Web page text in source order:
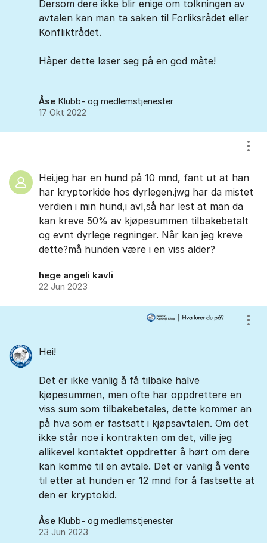
Dersom dere ikke blir enige om tolkningen av
avtalen kan man ta saken til Forliksrådet eller
Konfliktrådet.
Håper dette løser seg på en god måte!
Åse Klubb- og medlemstjenester
17 Okt 2022
Hei.jeg har en hund på 10 mnd, fant ut at han
har kryptorkide hos dyrlegen.jwg har da mistet
verdien i min hund,i avl,så har lest at man da
kan kreve 50% av kjøpesummen tilbakebetalt
og evnt dyrlege regninger. Når kan jeg kreve
dette?må hunden være i en viss alder?
hege angeli kavli
22 Jun 2023
Vis/
Hei!
Det er ikke vanlig å få tilbake halve
kjøpesummen, men ofte har oppdrettere en
viss sum som tilbakebetales, dette kommer an
på hva som er fastsatt i kjøpsavtalen. Om det
ikke står noe i kontrakten om det, ville jeg
allikevel kontaktet oppdretter å hørt om dere
kan komme til en avtale. Det er vanlig å vente
til etter at hunden er 12 mnd for å fastsette at
den er kryptokid.
Åse Klubb- og medlemstjenester
23 Jun 2023
Vis/